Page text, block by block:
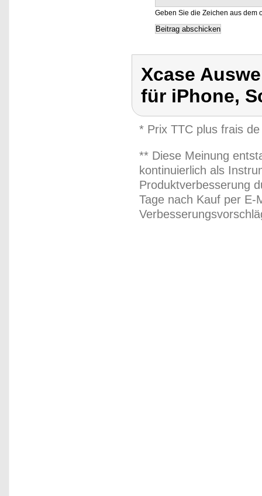
Geben Sie die Zeichen aus dem
Xcase
für iPhone,
* Prix TTC plus frais
** Diese Meinung
kontinuierlich als
Produktverbesserung
Tage nach Kauf per E-